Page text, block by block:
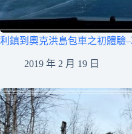
利鎮到奧克洪島包車之初體驗–
2019 年 2 月 19 日